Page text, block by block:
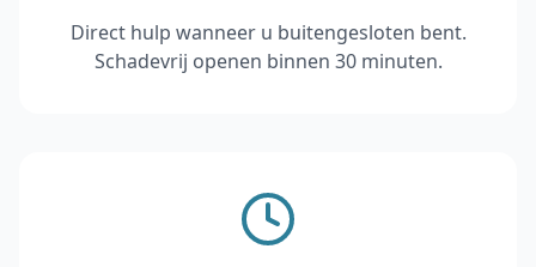
Direct hulp wanneer u buitengesloten bent.
Schadevrij openen binnen 30 minuten.